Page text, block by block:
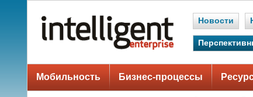
Новости
Мобильность Бизнес-процессы